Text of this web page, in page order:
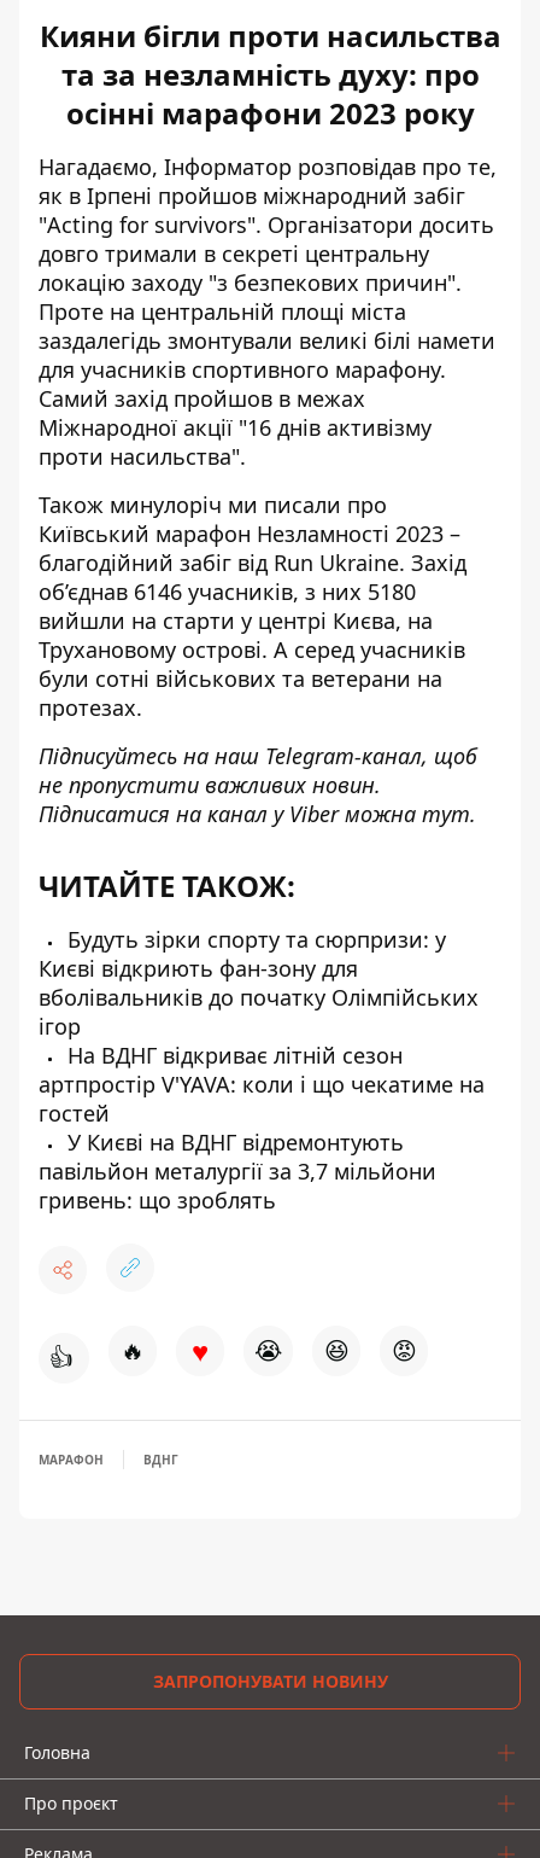
Кияни бігли проти насильства
та за незламність духу: про
осінні марафони 2023 року
Нагадаємо, Інформатор розповідав про те,
як в Ірпені пройшов міжнародний забіг
"Acting for survivors". Організатори досить
довго тримали в секреті центральну
локацію заходу "з безпекових причин".
Проте на центральній площі міста
заздалегідь змонтували великі білі намети
для учасників спортивного марафону.
Самий захід пройшов в межах
Міжнародної акції "16 днів активізму
проти насильства".
Також минулоріч ми писали про
Київський марафон Незламності 2023 –
благодійний забіг від Run Ukraine. Захід
об’єднав 6146 учасників, з них 5180
вийшли на старти у центрі Києва, на
Трухановому острові. А серед учасників
були сотні військових та ветерани на
протезах.
Підписуйтесь на наш Telegram-канал, щоб
не пропустити важливих новин.
Підписатися на канал у Viber можна тут.
ЧИТАЙТЕ ТАКОЖ:
Будуть зірки спорту та сюрпризи: у
Києві відкриють фан-зону для
вболівальників до початку Олімпійських
ігор
На ВДНГ відкриває літній сезон
артпростір V'YAVA: коли і що чекатиме на
гостей
У Києві на ВДНГ відремонтують
павільйон металургії за 3,7 мільйони
гривень: що зроблять
👍 🔥 ♥ 😭 😆 😡
МАРАФОН ВДНГ
ЗАПРОПОНУВАТИ НОВИНУ
Головна
Про проєкт